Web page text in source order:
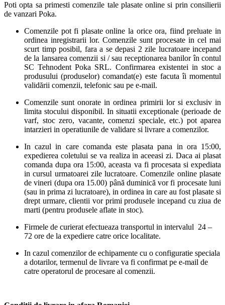
Poti opta sa primesti comenzile tale plasate online si prin consilierii
de vanzari Poka.
Comenzile pot fi plasate online la orice ora, fiind preluate in
ordinea inregistrarii lor. Comenzile sunt procesate in cel mai
scurt timp posibil, fara a se depasi 2 zile lucratoare incepand
de la lansarea comenzii si / sau receptionarea banilor în contul
SC Tehnodent Poka SRL. Confirmarea existentei in stoc a
produsului (produselor) comandat(e) este facuta îi momentul
validării comenzii, telefonic sau pe e-mail.
Comenzile sunt onorate in ordinea primirii lor si exclusiv in
limita stocului disponibil. In situatii exceptionale (perioade de
varf, stoc zero, vacante, comenzi speciale, etc.) pot aparea
intarzieri in operatiunile de validare si livrare a comenzilor.
In cazul in care comanda este plasata pana in ora 15:00,
expedierea coletului se va realiza in aceeasi zi. Daca ai plasat
comanda dupa ora 15:00, aceasta va fi procesata si expediata
in cursul urmatoarei zile lucratoare. Comenzile online plasate
de vineri (dupa ora 15.00) până duminică vor fi procesate luni
(sau in prima zi lucratoare), in ordinea in care au fost plasate si
drept urmare, clientii vor primi produsele incepand cu ziua de
marti (pentru produsele aflate in stoc).
Firmele de curierat efectueaza transportul in intervalul 24 –
72 ore de la expediere catre orice localitate.
In cazul comenzilor de echipamente cu o configuratie speciala
a dotarilor, termenul de livrare va fi confirmat pe e-mail de
catre operatorul de procesare al comenzii.